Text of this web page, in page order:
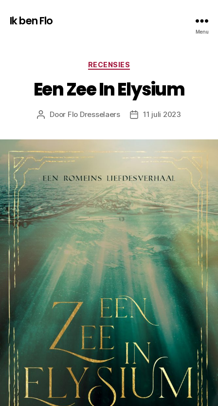
Ik ben Flo
Menu
Categorieën
RECENSIES
Een Zee In Elysium
Bericht
Door Flo Dresselaers Berichtdatum
11 juli 2023